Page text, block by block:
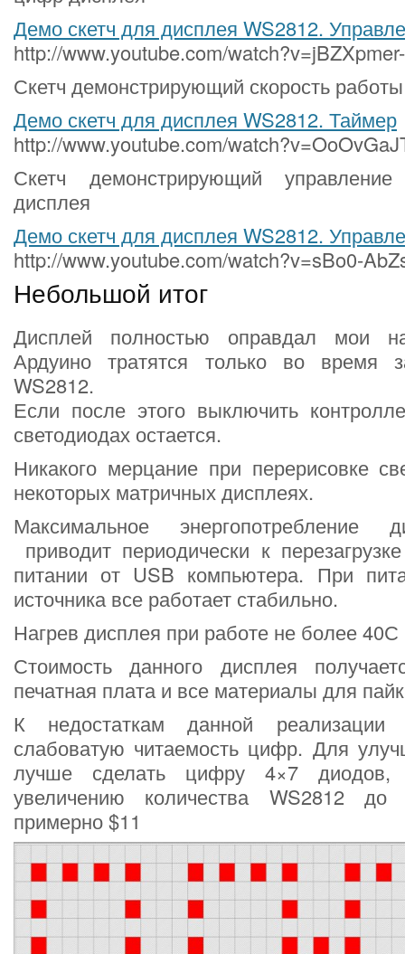
Демо скетч для дисплея WS2812.
http://www.youtube.com/
Скетч демонстрирующий скорость
Демо скетч для дисплея WS2812. Таймер
http://www.youtube.com/
Скетч демонстрирующий
дисплея
Демо скетч для дисплея WS2812.
http://www.youtube.com/watch?v=sBo0-
Небольшой итог
Дисплей полностью оправдал мои
Ардуино тратятся только во время
WS2812.
Если после этого выключить
светодиодах остается.
Никакого мерцание при перерисовке
некоторых матричных дисплеях.
Максимальное энергопотребление
приводит периодически к
питании от USB компьютера. При
источника все работает стабильно.
Нагрев дисплея при работе не более 40С
Стоимость данного дисплея
печатная плата и все материалы для
К недостаткам данной реализации
слабоватую читаемость цифр. Для
лучше сделать цифру 4×7 диодов,
увеличению количества WS2812
примерно $11